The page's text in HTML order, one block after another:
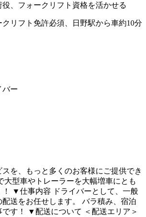
役、フォークリフト資格を活かせる
クリフト免許必須、日野駅から車約10分
バー
を、もっと多くのお客様にご提供でき
大型車やトレーラーを大幅増車にとも
！ ▼仕事内容 ドライバーとして、一般
送をお任せします。 バラ積み、宿泊
す！ ▼配送について ＜配送エリア＞